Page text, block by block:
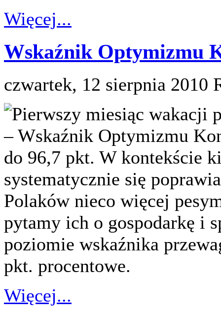
Więcej...
Wskaźnik Optymizmu
czwartek, 12 sierpnia 2010
Pierwszy miesiąc wakacji
– Wskaźnik Optymizmu
do 96,7 pkt. W kontekście
systematycznie się
Polaków nieco więcej
pytamy ich o gospodarkę i
poziomie wskaźnika
pkt. procentowe.
Więcej...